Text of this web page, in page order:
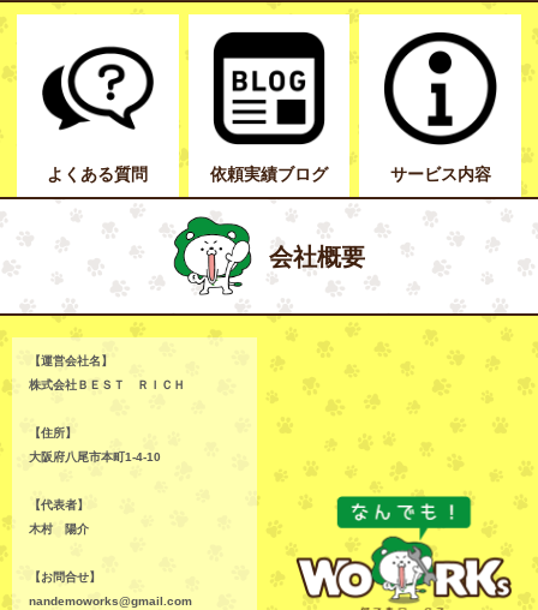
よくある質問 依頼実績ブログ サービス内容
会社概要
【運営会社名】
株式会社ＢＥＳＴ ＲＩＣＨ
【住所】
大阪府八尾市本町1-4-10
【代表者】
木村 陽介
【お問合せ】
nandemoworks@gmail.com